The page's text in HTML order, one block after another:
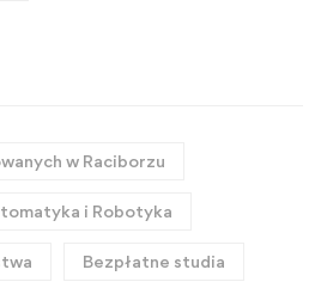
w Raciborzu
i Robotyka
Bezpłatne studia